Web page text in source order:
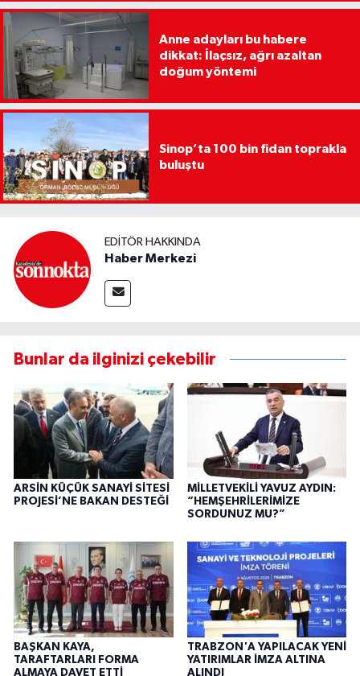
Anne adayları bu habere
dikkat: İlaçsız, ağrı azaltan
doğum yöntemi
Sinop’ta 100 bin fidan toprakla
buluştu
EDITÖR HAKKINDA
Haber Merkezi
Bunlar da ilginizi çekebilir
ARSİN KÜÇÜK SANAYİ SİTESİ
PROJESİ’NE BAKAN DESTEĞİ
MİLLETVEKİLİ YAVUZ AYDIN:
“HEMŞEHRİLERİMİZE
SORDUNUZ MU?”
BAŞKAN KAYA,
TARAFTARLARI FORMA
ALMAYA DAVET ETTİ
TRABZON'A YAPILACAK YENİ
YATIRIMLAR İMZA ALTINA
ALINDI